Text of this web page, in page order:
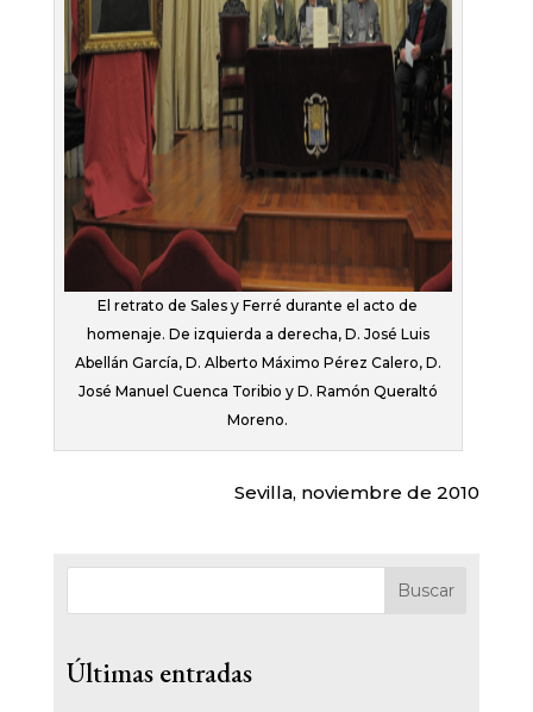
El retrato de Sales y Ferré durante el acto de
homenaje. De izquierda a derecha, D. José Luis
Abellán García, D. Alberto Máximo Pérez Calero, D.
José Manuel Cuenca Toribio y D. Ramón Queraltó
Moreno.
Sevilla, noviembre de 2010
Buscar
Últimas entradas